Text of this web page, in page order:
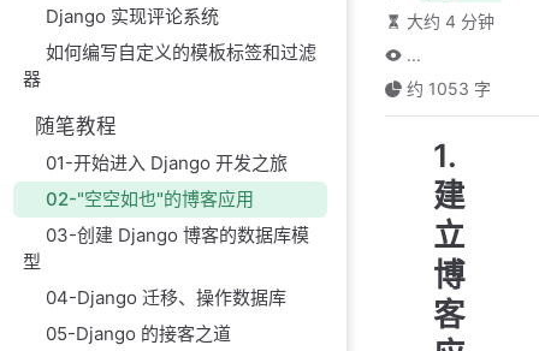
Django 实现评论系统
如何编写自定义的模板标签和过滤
器
随笔教程
01-开始进入 Django 开发之旅
02-"空空如也"的博客应用
03-创建 Django 博客的数据库模
型
04-Django 迁移、操作数据库
05-Django 的接客之道
大约 4 分钟
...
约 1053 字
1.
建
立
博
客